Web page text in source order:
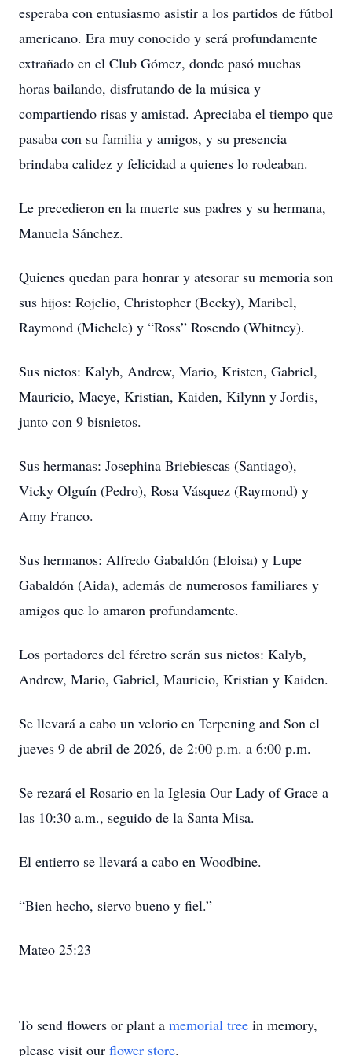
esperaba con entusiasmo asistir a los partidos de fútbol
americano. Era muy conocido y será profundamente
extrañado en el Club Gómez, donde pasó muchas
horas bailando, disfrutando de la música y
compartiendo risas y amistad. Apreciaba el tiempo que
pasaba con su familia y amigos, y su presencia
brindaba calidez y felicidad a quienes lo rodeaban.
Le precedieron en la muerte sus padres y su hermana,
Manuela Sánchez.
Quienes quedan para honrar y atesorar su memoria son
sus hijos: Rojelio, Christopher (Becky), Maribel,
Raymond (Michele) y “Ross” Rosendo (Whitney).
Sus nietos: Kalyb, Andrew, Mario, Kristen, Gabriel,
Mauricio, Macye, Kristian, Kaiden, Kilynn y Jordis,
junto con 9 bisnietos.
Sus hermanas: Josephina Briebiescas (Santiago),
Vicky Olguín (Pedro), Rosa Vásquez (Raymond) y
Amy Franco.
Sus hermanos: Alfredo Gabaldón (Eloisa) y Lupe
Gabaldón (Aida), además de numerosos familiares y
amigos que lo amaron profundamente.
Los portadores del féretro serán sus nietos: Kalyb,
Andrew, Mario, Gabriel, Mauricio, Kristian y Kaiden.
Se llevará a cabo un velorio en Terpening and Son el
jueves 9 de abril de 2026, de 2:00 p.m. a 6:00 p.m.
Se rezará el Rosario en la Iglesia Our Lady of Grace a
las 10:30 a.m., seguido de la Santa Misa.
El entierro se llevará a cabo en Woodbine.
“Bien hecho, siervo bueno y fiel.”
Mateo 25:23
To send flowers or plant a memorial tree in memory,
please visit our flower store.